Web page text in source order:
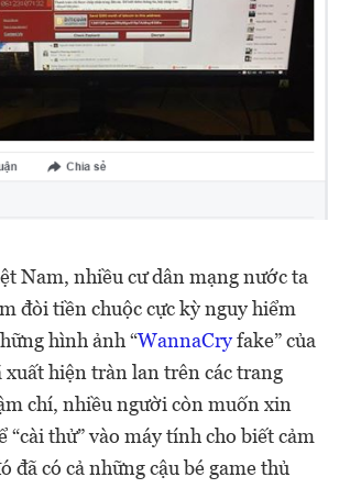
Nam, nhiều cư dân mạng nước ta
đòi tiền chuộc cực kỳ nguy hiểm
hình ảnh “WannaCryfake” của
xuất hiện tràn lan trên các trang
chí, nhiều người còn muốn xin
“cài thử” vào máy tính cho biết cảm
đã có cả những cậu bé game thủ